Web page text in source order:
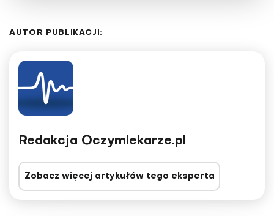
AUTOR PUBLIKACJI:
Redakcja Oczymlekarze.pl
Zobacz więcej artykułów tego eksperta